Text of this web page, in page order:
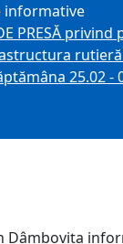
informative
PRESĂ
25.02 -
Dâmboviţa